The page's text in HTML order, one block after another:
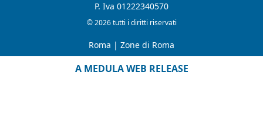
P. Iva 01222340570
© 2026 tutti i diritti riservati
Roma | Zone di Roma
A MEDULA WEB RELEASE